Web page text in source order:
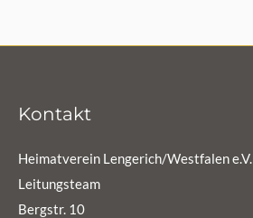
Kontakt
Heimatverein Lengerich/Westfalen e.V.
Leitungsteam
Bergstr. 10